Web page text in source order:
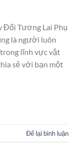
Đổi Tương Lai Phụ
là người luôn
lĩnh vực vật
sẻ với bạn một
Để lại bình luận